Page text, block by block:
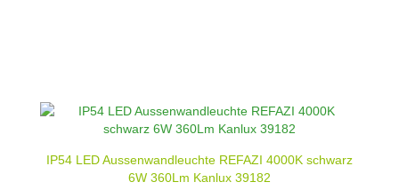
IP54 LED Aussenwandleuchte REFAZI 4000K schwarz
6W 360Lm Kanlux 39182